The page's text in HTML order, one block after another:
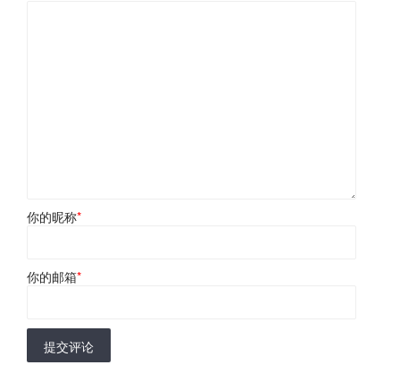
你的昵称*
你的邮箱*
提交评论